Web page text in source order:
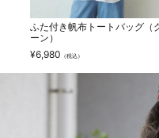
ふた付き帆布トートバッグ（
ーン）
¥6,980 （税込）